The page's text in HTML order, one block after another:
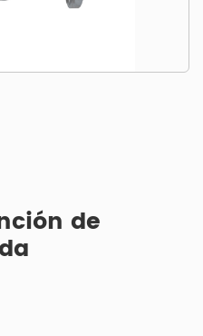
de